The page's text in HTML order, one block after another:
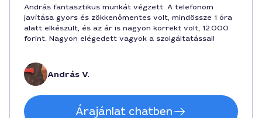
András fantasztikus munkát végzett. A telefonom
javítása gyors és zökkenőmentes volt, mindössze 1 óra
alatt elkészült, és az ár is nagyon korrekt volt, 12.000
forint. Nagyon elégedett vagyok a szolgáltatással!
András V.
Árajánlat chatben